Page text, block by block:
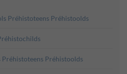
Préhistoteens Préhistoolds
Préhistoolds